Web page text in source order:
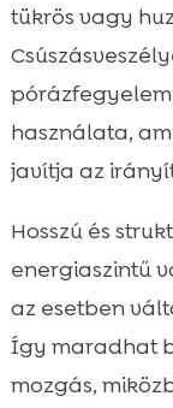
tükrös vagy
használata,
javítja az
Hosszú és
energiaszintű
az esetben
Így maradhat
mozgás,